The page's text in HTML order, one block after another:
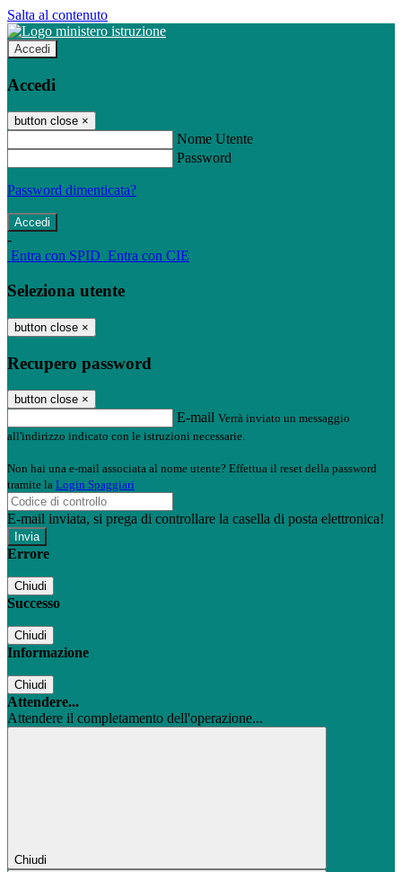
Salta al contenuto
Accedi
Accedi
button close ×
Nome Utente
Password
Password dimenticata?
-
Entra con SPID Entra con CIE
Seleziona utente
button close ×
Recupero password
button close ×
E-mail Verrà inviato un messaggio
all'indirizzo indicato con le istruzioni necessarie.
Non hai una e-mail associata al nome utente? Effettua il reset della password
tramite la Login Spaggiari
E-mail inviata, si prega di controllare la casella di posta elettronica!
Errore
Chiudi
Successo
Chiudi
Informazione
Chiudi
Attendere...
Attendere il completamento dell'operazione...
Chiudi